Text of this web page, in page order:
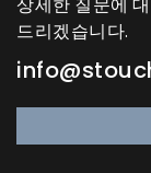
상세한 질문에
드리겠습니다.